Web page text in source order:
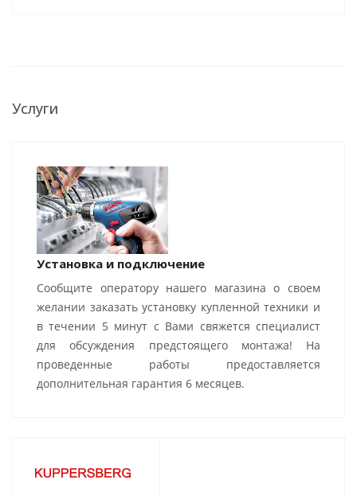
Услуги
Установка и подключение
Сообщите оператору нашего магазина о своем
желании заказать установку купленной техники и
в течении 5 минут с Вами свяжется специалист
для обсуждения предстоящего монтажа! На
проведенные работы предоставляется
дополнительная гарантия 6 месяцев.